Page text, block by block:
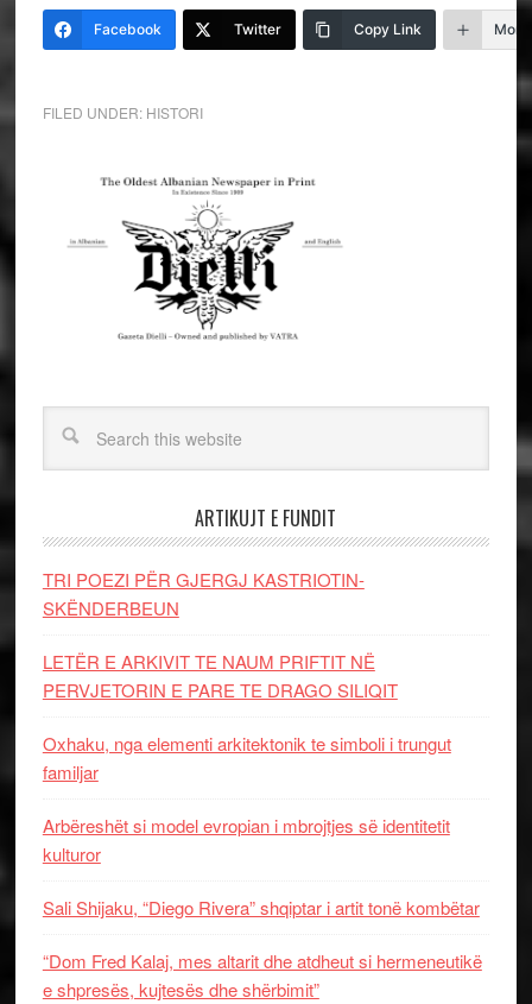
Facebook Twitter Copy Link More
FILED UNDER: HISTORI
ARTIKUJT E FUNDIT
TRI POEZI PËR GJERGJ KASTRIOTIN-
SKËNDERBEUN
LETËR E ARKIVIT TE NAUM PRIFTIT NË
PERVJETORIN E PARE TE DRAGO SILIQIT
Oxhaku, nga elementi arkitektonik te simboli i trungut
familjar
Arbëreshët si model evropian i mbrojtjes së identitetit
kulturor
Sali Shijaku, “Diego Rivera” shqiptar i artit tonë kombëtar
“Dom Fred Kalaj, mes altarit dhe atdheut si hermeneutikë
e shpresës, kujtesës dhe shërbimit”